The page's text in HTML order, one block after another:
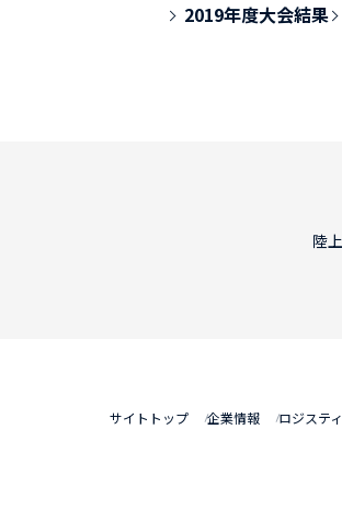
2019年度大会結果
陸
サイトトップ 企業情報 ロジステ